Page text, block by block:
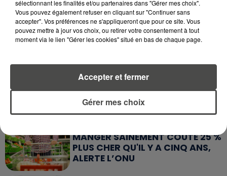
6 août 2026
MÉGOTS ET FEUX DE FORÊT : LES
INDUSTRIELS DU TABAC BIENTÔT
6 août 2026
CANICULE : POURQUOI LES
BOUTEILLES D'EAU
DISPARAISSENT DES RAYONS...
MANGER SAINEMENT COÛTE 25 %
PLUS CHER QU'IL Y A CINQ ANS,
ALERTE L’ONU
sélectionnant les finalités et/ou partenaires dans "Gérer mes choix".
Vous pouvez également refuser en cliquant sur "Continuer sans
accepter". Vos préférences ne s'appliqueront que pour ce site. Vous
pouvez mettre à jour vos choix, ou retirer votre consentement à tout
moment via le lien "Gérer les cookies" situé en bas de chaque page.
Gérer mes choix
Accepter et fermer